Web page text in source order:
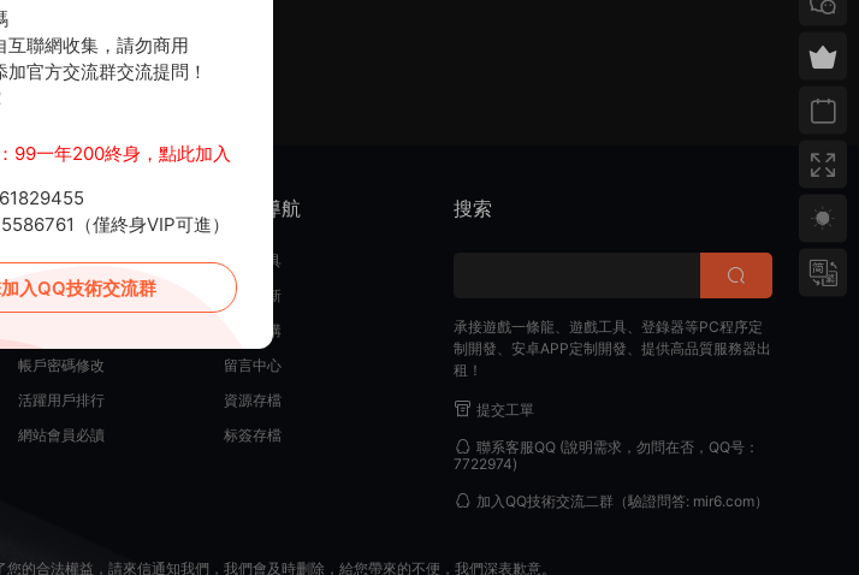
服務支持
在線開通會員
源碼投稿發布
帳戶密碼修改
活躍用戶排行
網站會員必讀
熱門導航
常用工具
最近更新
源碼團購
留言中心
資源存檔
标簽存檔
搜索
承接遊戲一條龍、遊戲工具、登錄器等PC程序定
制開發、安卓APP定制開發、提供高品質服務器出
租！
提交工單
聯系客服QQ(說明需求，勿問在否，QQ号：
7722974)
加入QQ技術交流二群（驗證問答: mir6.com）
的合法權益，請來信通知我們，我們會及時删除，給您帶來的不便，我們深表歉意。
互聯網收集，請勿商用
官方交流群交流提問！
99一年200終身，點此加入
（僅終身VIP可進）
入QQ技術交流群